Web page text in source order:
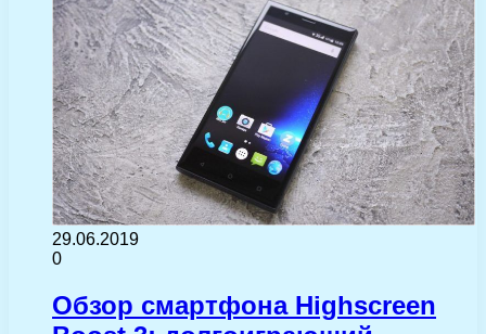
29.06.2019
0
Обзор смартфона Highscreen